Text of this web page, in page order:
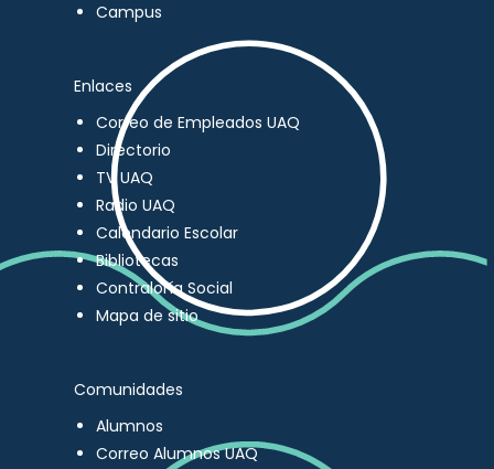
Campus
Enlaces
Correo de Empleados UAQ
Directorio
TV UAQ
Radio UAQ
Calendario Escolar
Bibliotecas
Contraloría Social
Mapa de sitio
Comunidades
Alumnos
Correo Alumnos UAQ